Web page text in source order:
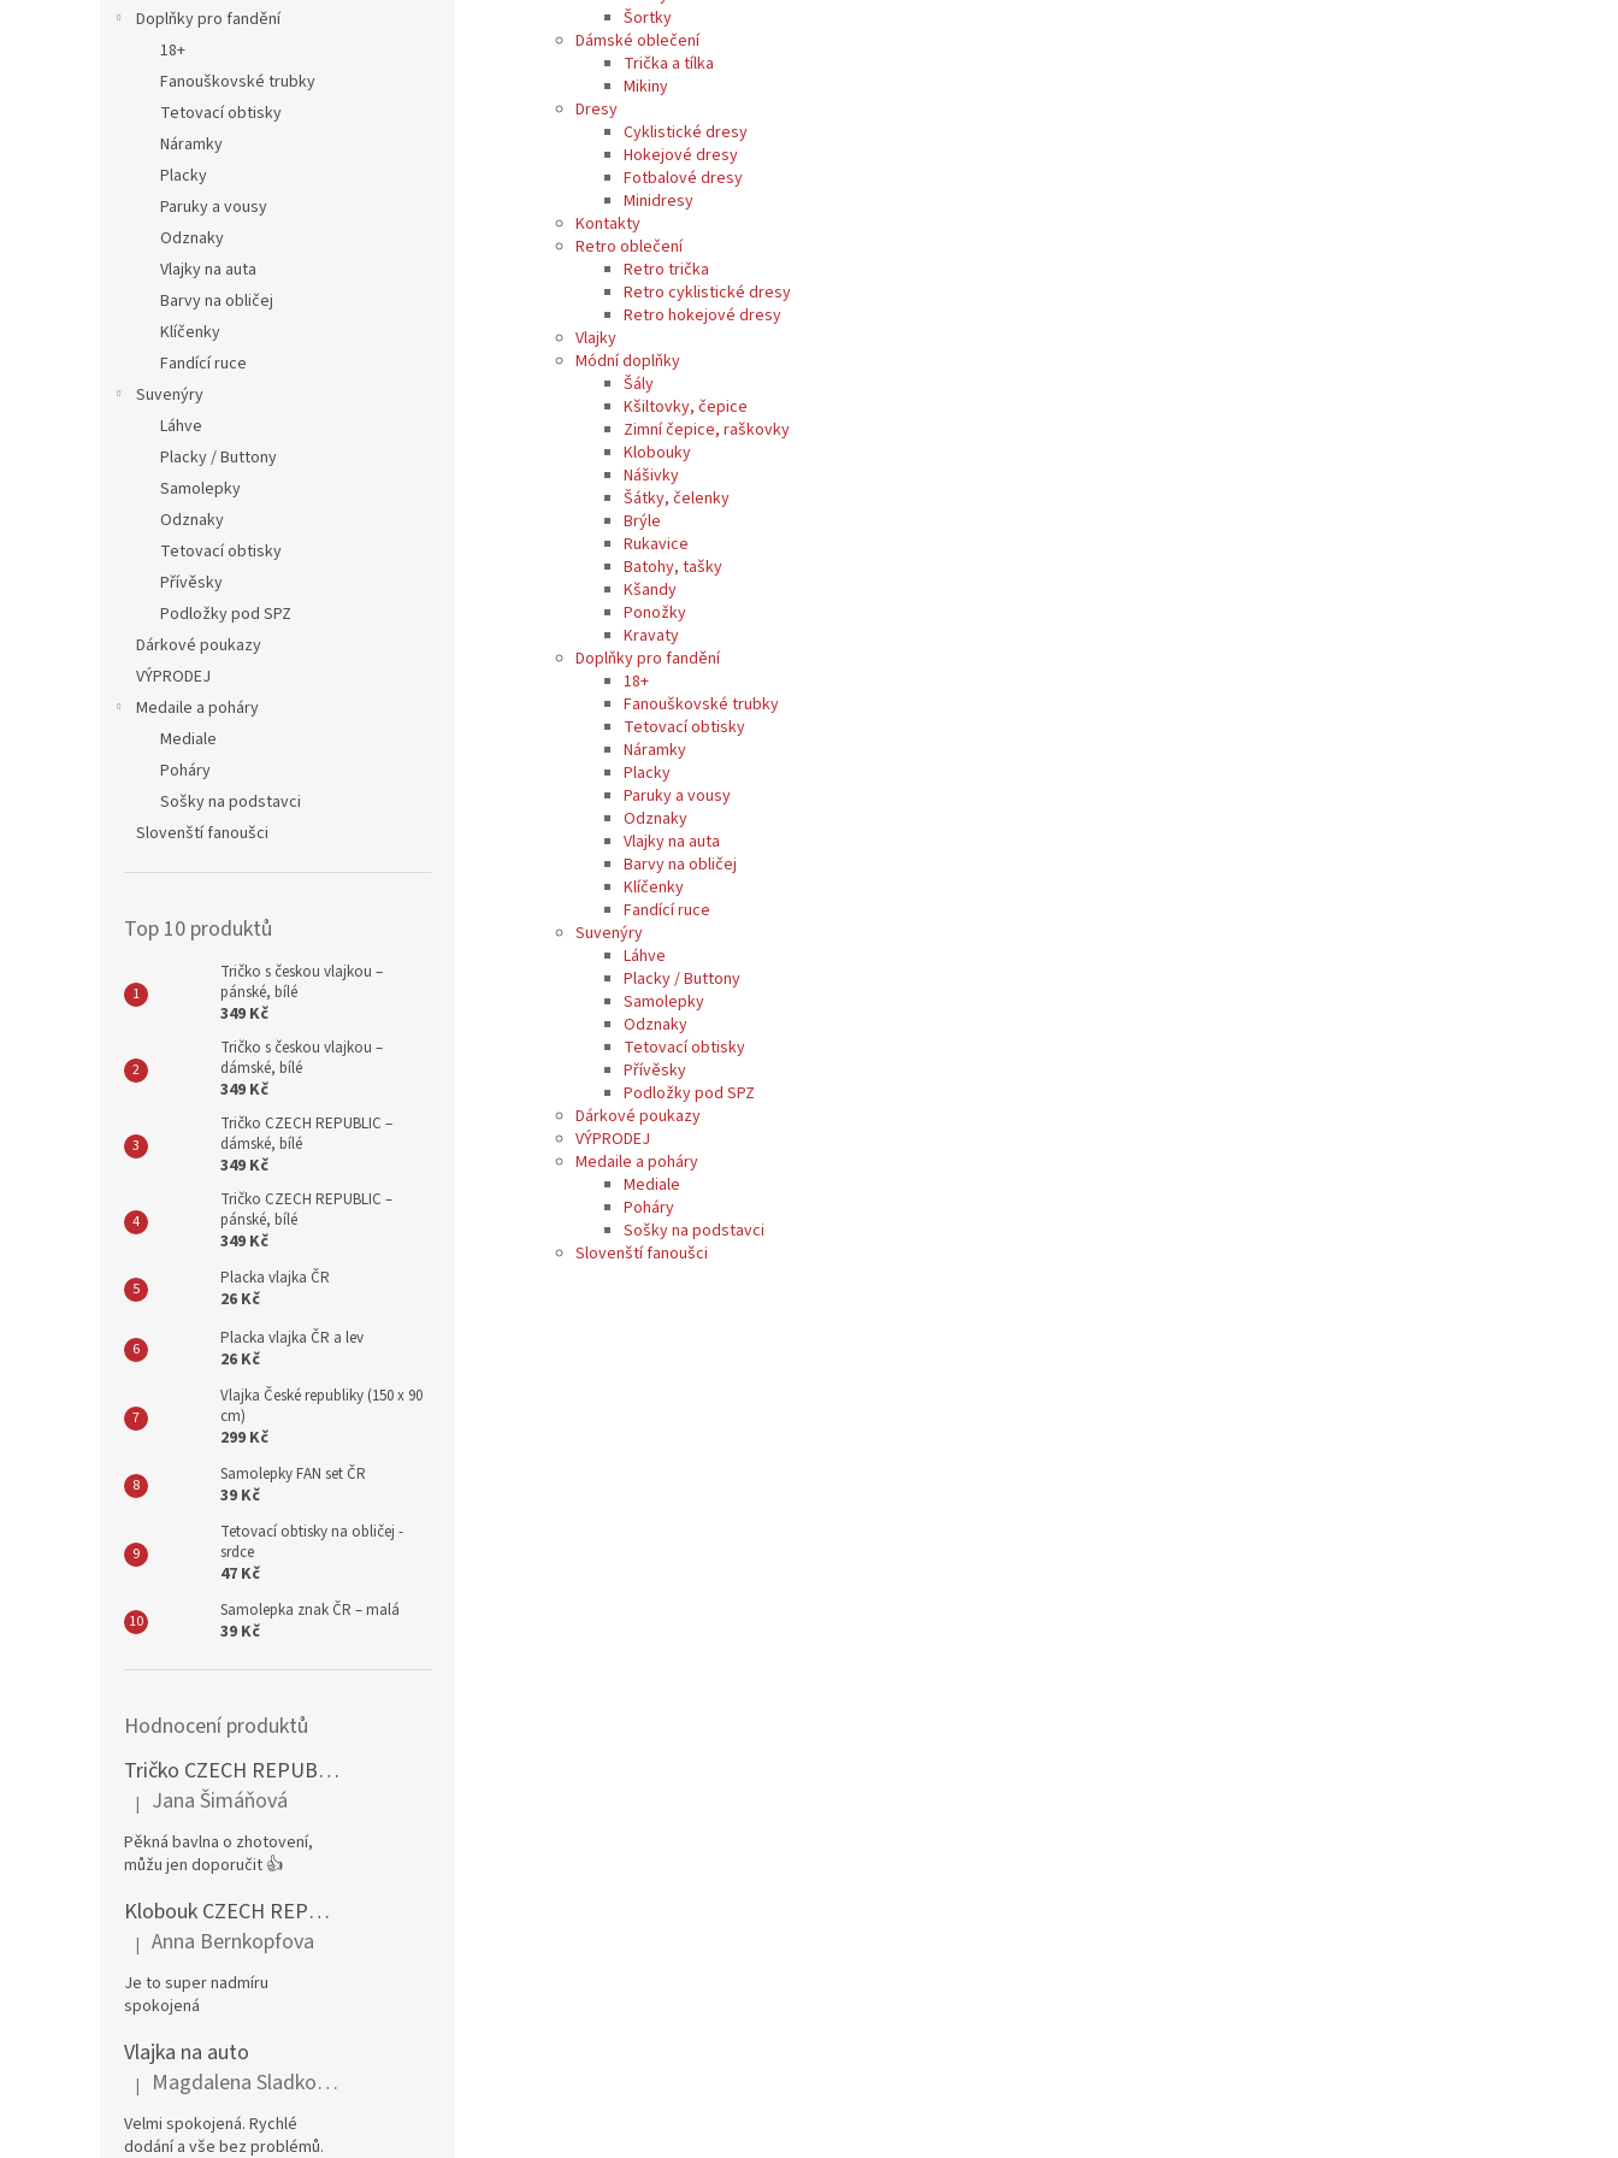
Doplňky pro fandění
18+
Fanouškovské trubky
Tetovací obtisky
Náramky
Placky
Paruky a vousy
Odznaky
Vlajky na auta
Barvy na obličej
Klíčenky
Fandící ruce
Suvenýry
Láhve
Placky / Buttony
Samolepky
Odznaky
Tetovací obtisky
Přívěsky
Podložky pod SPZ
Dárkové poukazy
VÝPRODEJ
Medaile a poháry
Mediale
Poháry
Sošky na podstavci
Slovenští fanoušci
Top 10 produktů
Tričko s českou vlajkou –
pánské, bílé
349 Kč
Tričko s českou vlajkou –
dámské, bílé
349 Kč
Tričko CZECH REPUBLIC –
dámské, bílé
349 Kč
Tričko CZECH REPUBLIC –
pánské, bílé
349 Kč
Placka vlajka ČR
26 Kč
Placka vlajka ČR a lev
26 Kč
Vlajka České republiky (150 x 90
cm)
299 Kč
Samolepky FAN set ČR
39 Kč
Tetovací obtisky na obličej -
srdce
47 Kč
Samolepka znak ČR – malá
39 Kč
Hodnocení produktů
Tričko CZECH REPUBLIC – pánské, červené
Hodnocení produktu je 5 z 5 hvězdiček.
| Jana Šimáňová
Pěkná bavlna o zhotovení,
můžu jen doporučit 👍
Klobouk CZECH REPUBLIC rohy CZ
Hodnocení produktu je 5 z 5 hvězdiček.
| Anna Bernkopfova
Je to super nadmíru
spokojená
Vlajka na auto
Hodnocení produktu je 5 z 5 hvězdiček.
| Magdalena Sladkovská
Velmi spokojená. Rychlé
dodání a vše bez problémů.
Šortky
Dámské oblečení
Trička a tílka
Mikiny
Dresy
Cyklistické dresy
Hokejové dresy
Fotbalové dresy
Minidresy
Kontakty
Retro oblečení
Retro trička
Retro cyklistické dresy
Retro hokejové dresy
Vlajky
Módní doplňky
Šály
Kšiltovky, čepice
Zimní čepice, raškovky
Klobouky
Nášivky
Šátky, čelenky
Brýle
Rukavice
Batohy, tašky
Kšandy
Ponožky
Kravaty
Doplňky pro fandění
18+
Fanouškovské trubky
Tetovací obtisky
Náramky
Placky
Paruky a vousy
Odznaky
Vlajky na auta
Barvy na obličej
Klíčenky
Fandící ruce
Suvenýry
Láhve
Placky / Buttony
Samolepky
Odznaky
Tetovací obtisky
Přívěsky
Podložky pod SPZ
Dárkové poukazy
VÝPRODEJ
Medaile a poháry
Mediale
Poháry
Sošky na podstavci
Slovenští fanoušci